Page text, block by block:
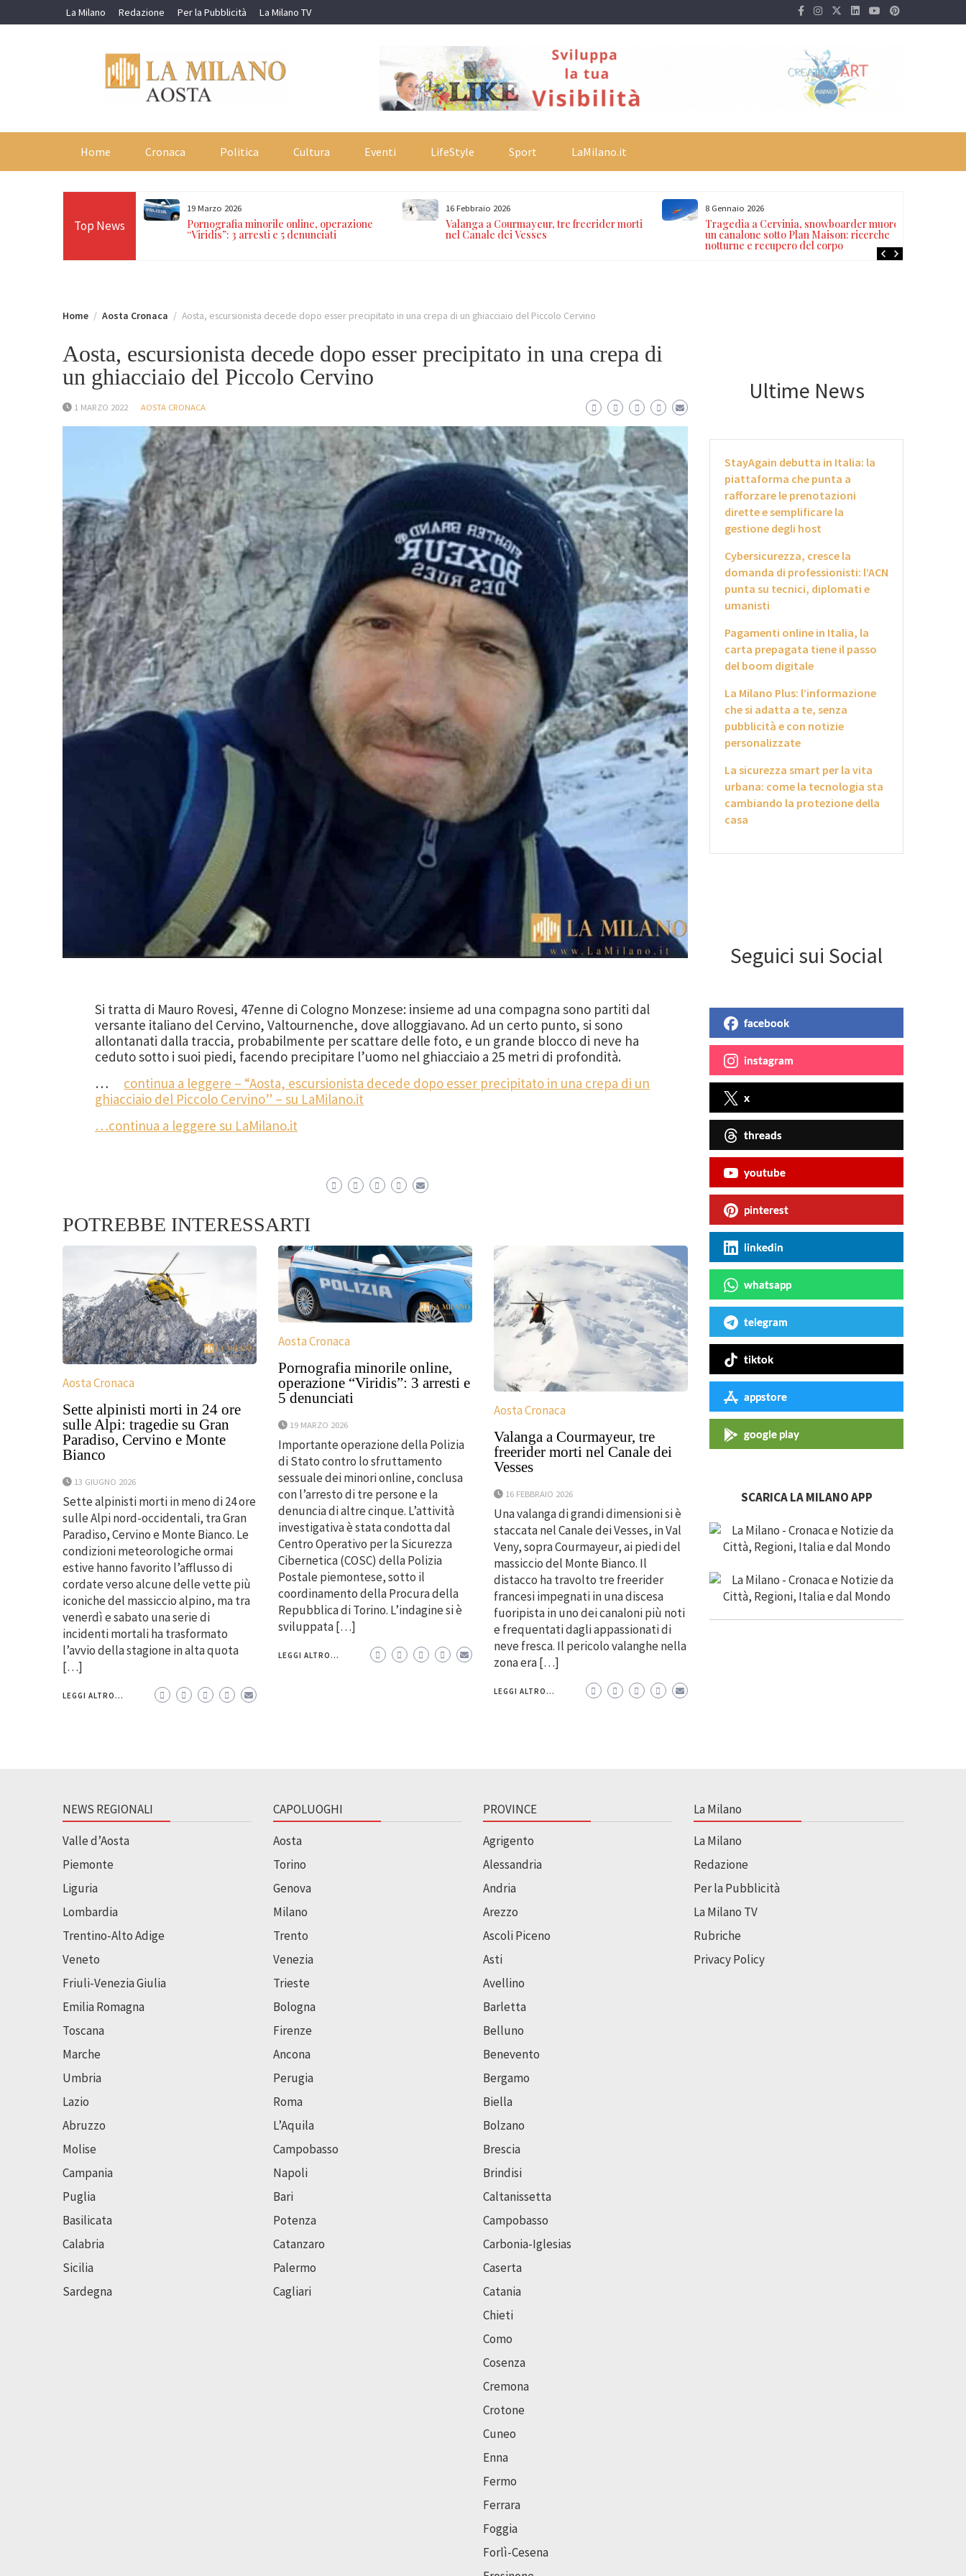
to
La Milano Redazione Per la Pubblicità La Milano TV
Home Cronaca Politica Cultura Eventi LifeStyle Sport LaMilano.it
Top News
in 24 ore sulle Alpi:
Paradiso, Cervino e
19 Marzo 2026
Pornografia minorile online, operazione
“Viridis”: 3 arresti e 5 denunciati
16 Febbraio 2026
Valanga a Courmayeur, tre freerider morti
nel Canale dei Vesses
8 Gennaio 2026
Tragedia a Cervinia, snowboarder muore in
un canalone sotto Plan Maison: ricerche
notturne e recupero del corpo
Home Aosta Cronaca Aosta, escursionista decede dopo esser precipitato in una crepa di un ghiacciaio del Piccolo Cervino
Aosta, escursionista decede dopo esser precipitato in una crepa di
un ghiacciaio del Piccolo Cervino
1 MARZO 2022 AOSTA CRONACA
Si tratta di Mauro Rovesi, 47enne di Cologno Monzese: insieme ad una compagna sono partiti dal
versante italiano del Cervino, Valtournenche, dove alloggiavano. Ad un certo punto, si sono
allontanati dalla traccia, probabilmente per scattare delle foto, e un grande blocco di neve ha
ceduto sotto i suoi piedi, facendo precipitare l’uomo nel ghiacciaio a 25 metri di profondità.
…
continua a leggere – “Aosta, escursionista decede dopo esser precipitato in una crepa di un
ghiacciaio del Piccolo Cervino” – su LaMilano.it
…continua a leggere su LaMilano.it
POTREBBE INTERESSARTI
Aosta Cronaca
Sette alpinisti morti in 24 ore
sulle Alpi: tragedie su Gran
Paradiso, Cervino e Monte
Bianco
13 GIUGNO 2026
Sette alpinisti morti in meno di 24 ore
sulle Alpi nord-occidentali, tra Gran
Paradiso, Cervino e Monte Bianco. Le
condizioni meteorologiche ormai
estive hanno favorito l’afflusso di
cordate verso alcune delle vette più
iconiche del massiccio alpino, ma tra
venerdì e sabato una serie di
incidenti mortali ha trasformato
l’avvio della stagione in alta quota
[…]
LEGGI ALTRO...
Aosta Cronaca
Pornografia minorile online,
operazione “Viridis”: 3 arresti e
5 denunciati
19 MARZO 2026
Importante operazione della Polizia
di Stato contro lo sfruttamento
sessuale dei minori online, conclusa
con l’arresto di tre persone e la
denuncia di altre cinque. L’attività
investigativa è stata condotta dal
Centro Operativo per la Sicurezza
Cibernetica (COSC) della Polizia
Postale piemontese, sotto il
coordinamento della Procura della
Repubblica di Torino. L’indagine si è
sviluppata […]
LEGGI ALTRO...
Aosta Cronaca
Valanga a Courmayeur, tre
freerider morti nel Canale dei
Vesses
16 FEBBRAIO 2026
Una valanga di grandi dimensioni si è
staccata nel Canale dei Vesses, in Val
Veny, sopra Courmayeur, ai piedi del
massiccio del Monte Bianco. Il
distacco ha travolto tre freerider
francesi impegnati in una discesa
fuoripista in uno dei canaloni più noti
e frequentati dagli appassionati di
neve fresca. Il pericolo valanghe nella
zona era […]
LEGGI ALTRO...
Ultime News
StayAgain debutta in Italia: la
piattaforma che punta a
rafforzare le prenotazioni
dirette e semplificare la
gestione degli host
Cybersicurezza, cresce la
domanda di professionisti: l’ACN
punta su tecnici, diplomati e
umanisti
Pagamenti online in Italia, la
carta prepagata tiene il passo
del boom digitale
La Milano Plus: l’informazione
che si adatta a te, senza
pubblicità e con notizie
personalizzate
La sicurezza smart per la vita
urbana: come la tecnologia sta
cambiando la protezione della
casa
Seguici sui Social
facebook
instagram
x
threads
youtube
pinterest
linkedin
whatsapp
telegram
tiktok
appstore
google play
SCARICA LA MILANO APP
NEWS REGIONALI
Valle d’Aosta
Piemonte
Liguria
Lombardia
Trentino-Alto Adige
Veneto
Friuli-Venezia Giulia
Emilia Romagna
Toscana
Marche
Umbria
Lazio
Abruzzo
Molise
Campania
Puglia
Basilicata
Calabria
Sicilia
Sardegna
CAPOLUOGHI
Aosta
Torino
Genova
Milano
Trento
Venezia
Trieste
Bologna
Firenze
Ancona
Perugia
Roma
L’Aquila
Campobasso
Napoli
Bari
Potenza
Catanzaro
Palermo
Cagliari
PROVINCE
Agrigento
Alessandria
Andria
Arezzo
Ascoli Piceno
Asti
Avellino
Barletta
Belluno
Benevento
Bergamo
Biella
Bolzano
Brescia
Brindisi
Caltanissetta
Campobasso
Carbonia-Iglesias
Caserta
Catania
Chieti
Como
Cosenza
Cremona
Crotone
Cuneo
Enna
Fermo
Ferrara
Foggia
Forlì-Cesena
La Milano
La Milano
Redazione
Per la Pubblicità
La Milano TV
Rubriche
Privacy Policy